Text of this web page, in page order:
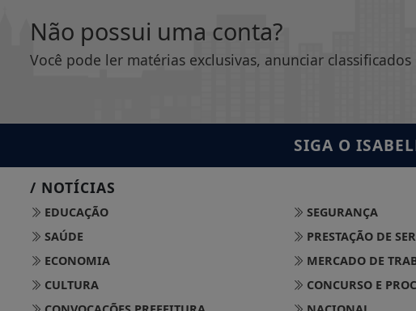
Não possui uma conta?
Você pode ler matérias exclusivas, anunciar
SIGA O
/ NOTÍCIAS
EDUCAÇÃO
SEGURANÇA
SAÚDE
PRESTAÇÃO DE
ECONOMIA
MERCADO DE
CULTURA
CONCURSO E